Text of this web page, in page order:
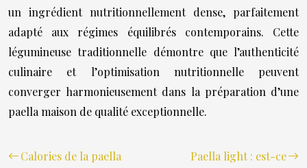
un ingrédient nutritionnellement dense, parfaitement
adapté aux régimes équilibrés contemporains. Cette
légumineuse traditionnelle démontre que l’authenticité
culinaire et l’optimisation nutritionnelle peuvent
converger harmonieusement dans la préparation d’une
paella maison de qualité exceptionnelle.
Calories de la paella
Paella light : est-ce